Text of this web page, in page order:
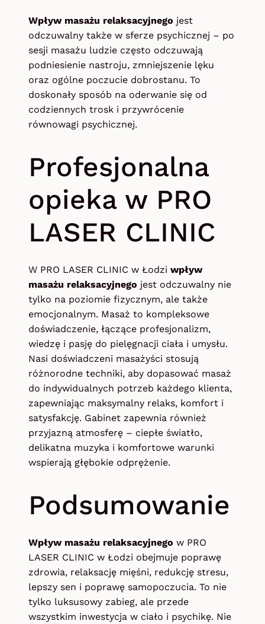
Wpływ masażu relaksacyjnego jest
odczuwalny także w sferze psychicznej – po
sesji masażu ludzie często odczuwają
podniesienie nastroju, zmniejszenie lęku
oraz ogólne poczucie dobrostanu. To
doskonały sposób na oderwanie się od
codziennych trosk i przywrócenie
równowagi psychicznej.
Profesjonalna
opieka w PRO
LASER CLINIC
W PRO LASER CLINIC w Łodzi wpływ
masażu relaksacyjnego jest odczuwalny nie
tylko na poziomie fizycznym, ale także
emocjonalnym. Masaż to kompleksowe
doświadczenie, łączące profesjonalizm,
wiedzę i pasję do pielęgnacji ciała i umysłu.
Nasi doświadczeni masażyści stosują
różnorodne techniki, aby dopasować masaż
do indywidualnych potrzeb każdego klienta,
zapewniając maksymalny relaks, komfort i
satysfakcję. Gabinet zapewnia również
przyjazną atmosferę – ciepłe światło,
delikatna muzyka i komfortowe warunki
wspierają głębokie odprężenie.
Podsumowanie
Wpływ masażu relaksacyjnego w PRO
LASER CLINIC w Łodzi obejmuje poprawę
zdrowia, relaksację mięśni, redukcję stresu,
lepszy sen i poprawę samopoczucia. To nie
tylko luksusowy zabieg, ale przede
wszystkim inwestycja w ciało i psychikę. Nie